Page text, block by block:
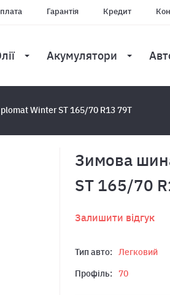
Гарантія Кредит
Акумулятори
Winter ST 165/70 R13 79T
Зимова
ST 165/70
Залишити відгук
Тип авто: Легковий
Профіль:
70